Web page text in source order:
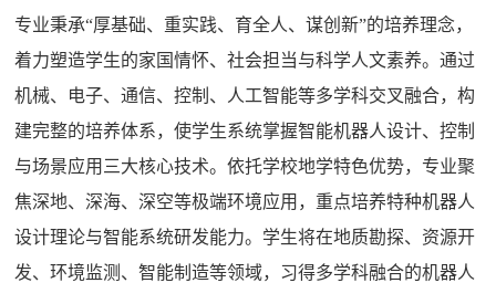
专业秉承“厚基础、重实践、育全人、谋创新”的培养理念，
着力塑造学生的家国情怀、社会担当与科学人文素养。通过
机械、电子、通信、控制、人工智能等多学科交叉融合，构
建完整的培养体系，使学生系统掌握智能机器人设计、控制
与场景应用三大核心技术。依托学校地学特色优势，专业聚
焦深地、深海、深空等极端环境应用，重点培养特种机器人
设计理论与智能系统研发能力。学生将在地质勘探、资源开
发、环境监测、智能制造等领域，习得多学科融合的机器人